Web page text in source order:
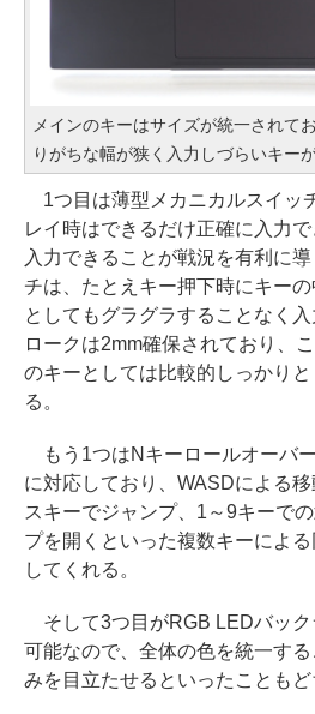
メインのキーはサイズが統一されて
りがちな幅が狭く入力しづらいキー
1つ目は薄型メカニカルスイッ
レイ時はできるだけ正確に入力
入力できることが戦況を有利に
チは、たとえキー押下時にキー
としてもグラグラすることなく
ロークは2mm確保されており、
のキーとしては比較的しっかり
る。
もう1つはNキーロールオーバ
に対応しており、WASDによる
スキーでジャンプ、1～9キーで
プを開くといった複数キーによ
してくれる。
そして3つ目がRGB LEDバック
可能なので、全体の色を統一す
みを目立たせるといったこともど